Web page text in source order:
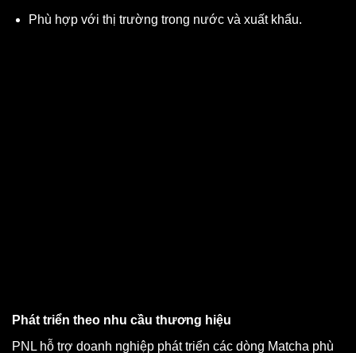
Phù hợp với thị trường trong nước và xuất khẩu.
Phát triển theo nhu cầu thương hiệu
PNL hỗ trợ doanh nghiệp phát triển các dòng Matcha phù